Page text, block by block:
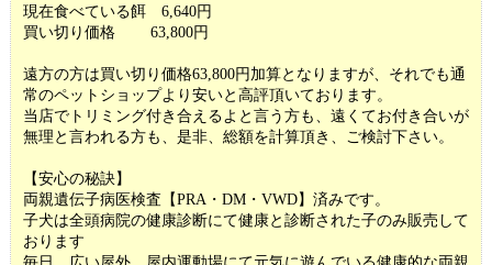
現在食べている餌 6,640円
買い切り価格 63,800円
遠方の方は買い切り価格63,800円加算となりますが、それでも通
常のペットショップより安いと高評頂いております。
当店でトリミング付き合えるよと言う方も、遠くてお付き合いが
無理と言われる方も、是非、総額を計算頂き、ご検討下さい。
【安心の秘訣】
両親遺伝子病医検査【PRA・DM・VWD】済みです。
子犬は全頭病院の健康診断にて健康と診断された子のみ販売して
おります